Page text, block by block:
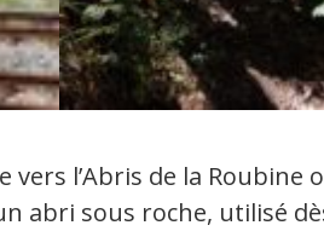
l’Abris de la Roubine
abri sous roche, utilisé